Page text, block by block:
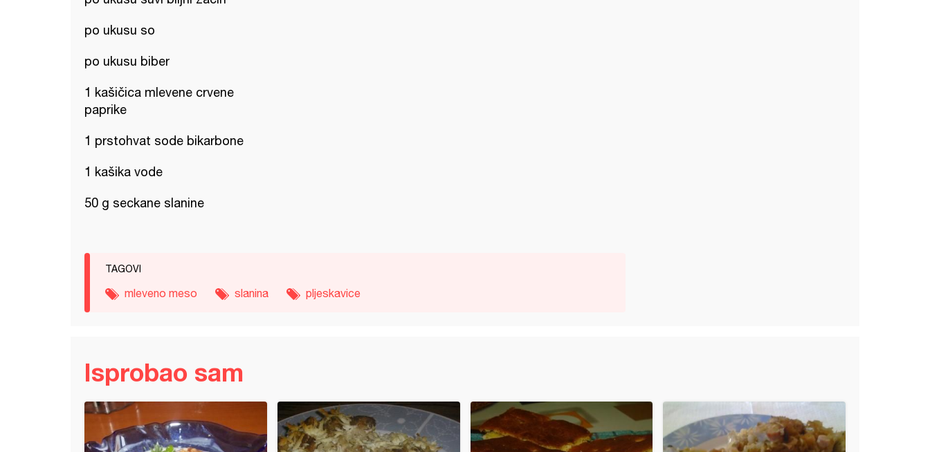
po ukusu so
po ukusu biber
1 kašičica mlevene crvene
paprike
1 prstohvat sode bikarbone
1 kašika vode
50 g seckane slanine
TAGOVI
mleveno meso slanina pljeskavice
Isprobao sam
kupusom punjeno meso